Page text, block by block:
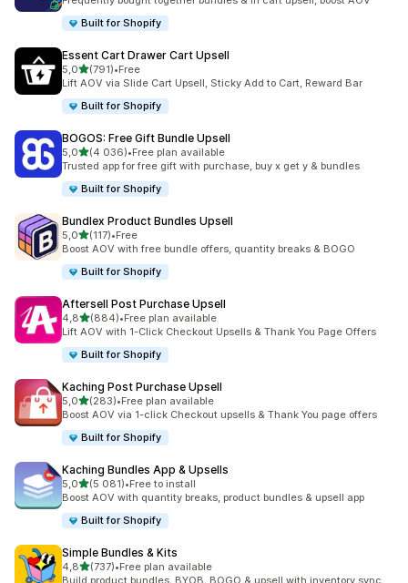
Built for Shopify
Essent Cart Drawer Cart Upsell
5,0/ 5 tähteä
(791)
791 arvostelua yhteensä
•Free
Lift AOV via Slide Cart Upsell, Sticky Add to Cart, Reward Bar
Built for Shopify
BOGOS: Free Gift Bundle Upsell
5,0/ 5 tähteä
(4 036)
4036 arvostelua yhteensä
•Free plan available
Trusted app for free gift with purchase, buy x get y & bundles
Built for Shopify
Bundlex Product Bundles Upsell
5,0/ 5 tähteä
(117)
117 arvostelua yhteensä
•Free
Boost AOV with free bundle offers, quantity breaks & BOGO
Built for Shopify
Aftersell Post Purchase Upsell
4,8/ 5 tähteä
(884)
884 arvostelua yhteensä
•Free plan available
Lift AOV with 1-Click Checkout Upsells & Thank You Page Offers
Built for Shopify
Kaching Post Purchase Upsell
5,0/ 5 tähteä
(283)
283 arvostelua yhteensä
•Free plan available
Boost AOV via 1-click Checkout upsells & Thank You page offers
Built for Shopify
Kaching Bundles App & Upsells
5,0/ 5 tähteä
(5 081)
5081 arvostelua yhteensä
•Free to install
Boost AOV with quantity breaks, product bundles & upsell app
Built for Shopify
Simple Bundles & Kits
4,8/ 5 tähteä
(737)
737 arvostelua yhteensä
•Free plan available
Build product bundles, BYOB, BOGO & upsell with inventory sync